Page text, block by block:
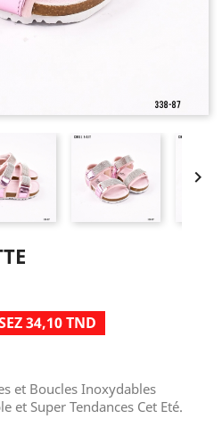

34,10 TND
et Boucles Inoxydables
et Super Tendances Cet Eté.